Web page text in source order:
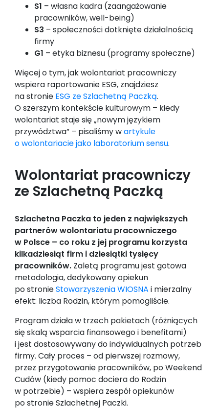
S1 – własna kadra (zaangażowanie
pracowników, well-being)
S3 – społeczności dotknięte działalnością
firmy
G1 – etyka biznesu (programy społeczne)
Więcej o tym, jak wolontariat pracowniczy
wspiera raportowanie ESG, znajdziesz
na stronie ESG ze Szlachetną Paczką.
O szerszym kontekście kulturowym – kiedy
wolontariat staje się „nowym językiem
przywództwa” – pisaliśmy wartykule
o wolontariacie jako laboratorium sensu.
Wolontariat pracowniczy
ze Szlachetną Paczką
Szlachetna Paczka to jeden z największych
partnerów wolontariatu pracowniczego
w Polsce – co roku z jej programu korzysta
kilkadziesiąt firm i dziesiątki tysięcy
pracowników. Zaletą programu jest gotowa
metodologia, dedykowany opiekun
po stronieStowarzyszenia WIOSNA i mierzalny
efekt: liczba Rodzin, którym pomogliście.
Program działa w trzech pakietach (różniących
się skalą wsparcia finansowego i benefitami)
i jest dostosowywany do indywidualnych potrzeb
firmy. Cały proces – od pierwszej rozmowy,
przez przygotowanie pracowników, po Weekend
Cudów (kiedy pomoc dociera do Rodzin
w potrzebie) – wspiera zespół opiekunów
po stronie Szlachetnej Paczki.